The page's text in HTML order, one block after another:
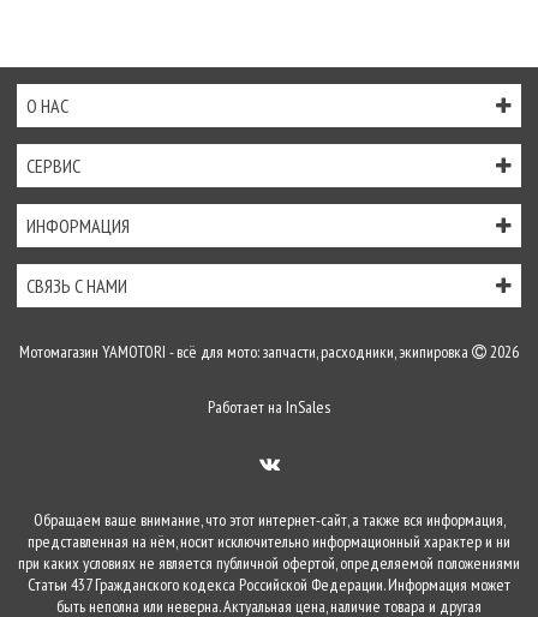
О НАС
СЕРВИС
ИНФОРМАЦИЯ
СВЯЗЬ С НАМИ
Мотомагазин YAMOTORI - всё для мото: запчасти, расходники, экипировка 2026
Работает на InSales
Обращаем ваше внимание, что этот интернет-сайт, а также вся информация,
представленная на нём, носит исключительно информационный характер и ни
при каких условиях не является публичной офертой, определяемой положениями
Статьи 437 Гражданского кодекса Российской Федерации. Информация может
быть неполна или неверна. Актуальная цена, наличие товара и другая